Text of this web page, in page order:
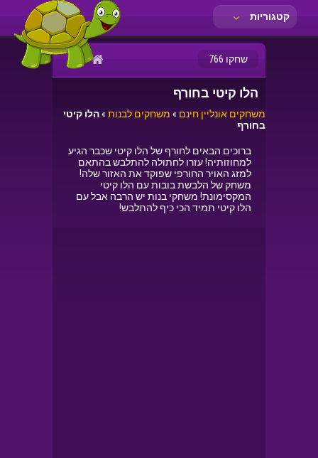
קטגוריות
שחקו 766
הלו קיטי בחורף
משחקים אונליין חינם » משחקים לבנות »הלו קיטי
בחורף
ברוכים הבאים לחורף של הלו קיטי שכבר הגיע
למחוזותיה! עזרו לחתולה להתלבש בהתאם
למזג האויר החורפי שפוקד את האזור שלה!
משחק של הלבשת בובות עם הלו קיטי
המקסימונת! משחקי בנות יש הרבה אבל עם
הלו קיטי תמיד הכי כיף להתלבש!